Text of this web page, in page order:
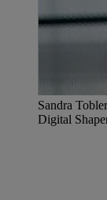
Sandra
Digital